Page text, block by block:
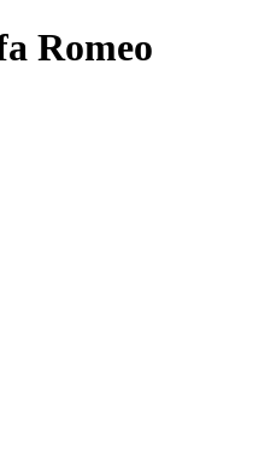
Romeo